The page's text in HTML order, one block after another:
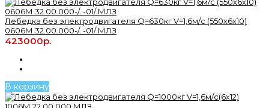
Лебедка без электродвигателя Q=630кг V=1,6м/с (550х6х10)
0606М.32.00.000-/..-01/ МЛЗ
423000р.
В корзину